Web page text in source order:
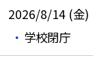
2026/8/14 (金)
学校閉庁